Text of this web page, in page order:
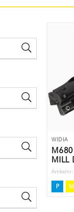
WIDIA
MILL
Artikelnr:
P M